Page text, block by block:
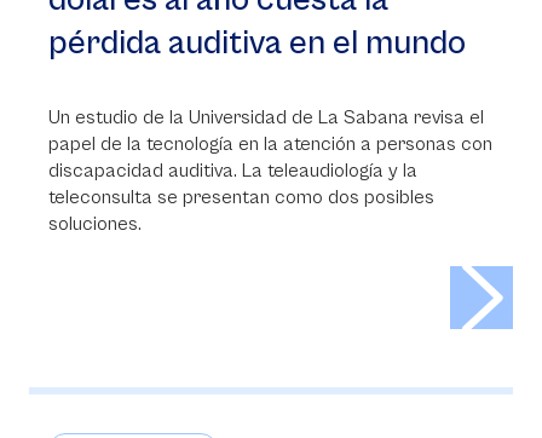
pérdida auditiva en el mundo
Un estudio de la Universidad de La Sabana revisa el
papel de la tecnología en la atención a personas con
discapacidad auditiva. La teleaudiología y la
teleconsulta se presentan como dos posibles
soluciones.